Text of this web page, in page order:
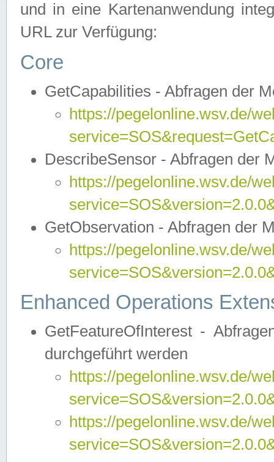
und in eine Kartenanwendung
URL zur Verfügung:
Core
GetCapabilities - Abfragen der
https://pegelonline.wsv.de/
DescribeSensor - Abfragen der
https://pegelonline.wsv.de/
GetObservation - Abfragen der
https://pegelonline.wsv.de/
Enhanced Operations
GetFeatureOfInterest -
durchgeführt werden
https://pegelonline.wsv.de/
https://pegelonline.wsv.de/